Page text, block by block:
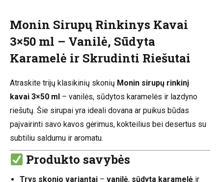
Monin Sirupų Rinkinys Kavai
3×50 ml – Vanilė, Sūdyta
Karamelė ir Skrudinti Riešutai
Atraskite trijų klasikinių skonių Monin sirupų rinkinį
kavai 3×50 ml – vanilės, sūdytos karamelės ir lazdyno
riešutų. Šie sirupai yra ideali dovana ar puikus būdas
paįvairinti savo kavos gėrimus, kokteilius bei desertus su
subtiliu saldumu ir aromatu.
Produkto savybės
Trys skonio variantai – vanilė, sūdyta karamelė ir